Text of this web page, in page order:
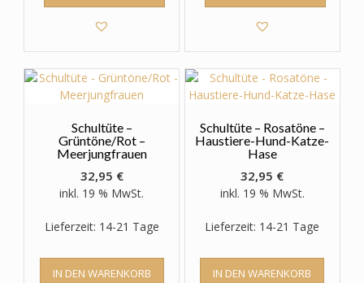
Schultüte –
Grüntöne/Rot –
Meerjungfrauen
32,95 €
inkl. 19 % MwSt.
Lieferzeit: 14-21 Tage
IN DEN WARENKORB
Schultüte – Rosatöne –
Haustiere-Hund-Katze-
Hase
32,95 €
inkl. 19 % MwSt.
Lieferzeit: 14-21 Tage
IN DEN WARENKORB